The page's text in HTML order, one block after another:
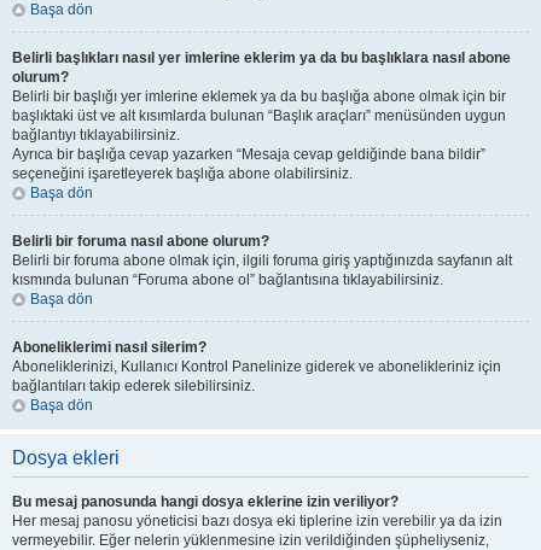
Başa dön
Belirli başlıkları nasıl yer imlerine eklerim ya da bu başlıklara nasıl abone
olurum?
Belirli bir başlığı yer imlerine eklemek ya da bu başlığa abone olmak için bir
başlıktaki üst ve alt kısımlarda bulunan “Başlık araçları” menüsünden uygun
bağlantıyı tıklayabilirsiniz.
Ayrıca bir başlığa cevap yazarken “Mesaja cevap geldiğinde bana bildir”
seçeneğini işaretleyerek başlığa abone olabilirsiniz.
Başa dön
Belirli bir foruma nasıl abone olurum?
Belirli bir foruma abone olmak için, ilgili foruma giriş yaptığınızda sayfanın alt
kısmında bulunan “Foruma abone ol” bağlantısına tıklayabilirsiniz.
Başa dön
Aboneliklerimi nasıl silerim?
Aboneliklerinizi, Kullanıcı Kontrol Panelinize giderek ve abonelikleriniz için
bağlantıları takip ederek silebilirsiniz.
Başa dön
Dosya ekleri
Bu mesaj panosunda hangi dosya eklerine izin veriliyor?
Her mesaj panosu yöneticisi bazı dosya eki tiplerine izin verebilir ya da izin
vermeyebilir. Eğer nelerin yüklenmesine izin verildiğinden şüpheliyseniz,